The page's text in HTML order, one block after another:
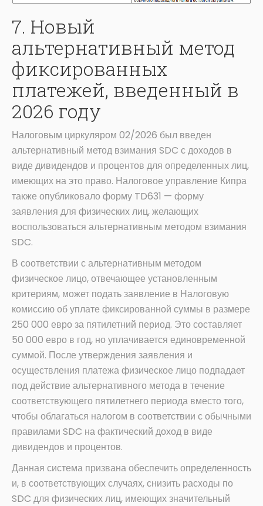
7. Новый
альтернативный метод
фиксированных
платежей, введенный в
2026 году
Налоговым циркуляром 02/2026 был введен
альтернативный метод взимания SDC с доходов в
виде дивидендов и процентов для определенных лиц,
имеющих на это право. Налоговое управление Кипра
также опубликовало форму TD631 — форму
заявления для физических лиц, желающих
воспользоваться альтернативным методом взимания
SDC.
В соответствии с альтернативным методом
физическое лицо, отвечающее установленным
критериям, может подать заявление в Налоговую
комиссию об уплате фиксированной суммы в размере
250 000 евро за пятилетний период. Это составляет
50 000 евро в год, но уплачивается единовременной
суммой. После утверждения заявления и
осуществления платежа физическое лицо подпадает
под действие альтернативного метода в течение
соответствующего пятилетнего периода вместо того,
чтобы облагаться налогом в соответствии с обычными
правилами SDC на фактический доход в виде
дивидендов и процентов.
Данная система призвана обеспечить определенность
и, в соответствующих случаях, снизить расходы по
SDC для физических лиц, имеющих значительный